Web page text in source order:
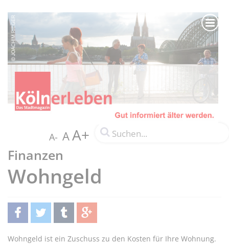
A- AA+
Finanzen
Wohngeld
teilentwittern teilen teilen
Wohngeld ist ein Zuschuss zu den Kosten für Ihre Wohnung.